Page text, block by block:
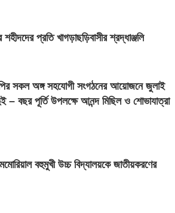
প্রতি খাগড়াছড়িবাসীর শ্রদ্ধাঞ্জলি
সকল অঙ্গ সহযোগী সংগঠনের আয়োজনে জুলাই
বছর পূর্তি উপলক্ষে আনন্দ মিছিল ও শোভাযাত্রা
বহুমুখী উচ্চ বিদ্যালয়কে জাতীয়করণের